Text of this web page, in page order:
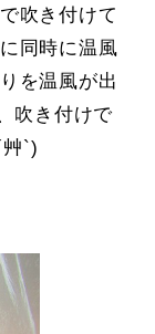
吹き付けて
同時に温風
を温風が出
吹き付けで
艸`)